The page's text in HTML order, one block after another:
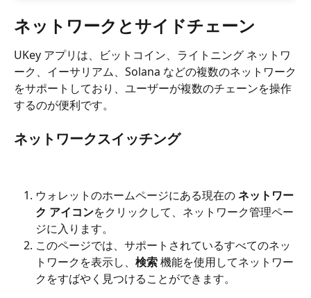
ネットワークとサイドチェーン
UKey アプリは、ビットコイン、ライトニング ネットワ
ーク、イーサリアム、Solana などの複数のネットワーク
をサポートしており、ユーザーが複数のチェーンを操作
するのが便利です。
ネットワークスイッチング
ウォレットのホームページにある現在の ネットワー
ク アイコンをクリックして、ネットワーク管理ペー
ジに入ります。
このページでは、サポートされているすべてのネッ
トワークを表示し、 検索 機能を使用してネットワー
クをすばやく見つけることができます。